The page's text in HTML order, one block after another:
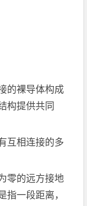
的裸导体构成
构提供共同
相连接的多
零的远方接地
指一段距离，